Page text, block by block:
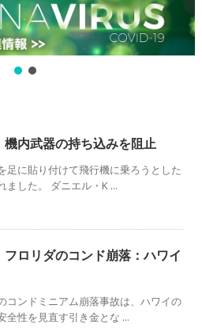
機内武器の持ち込みを阻止
足に貼り付けて飛行機に乗ろうとした
ました。 ダニエル・K ...
フロリダのコンド崩落：ハワイ
コンドミニアム崩落事故は、ハワイの
全性を見直す引き金とな ...